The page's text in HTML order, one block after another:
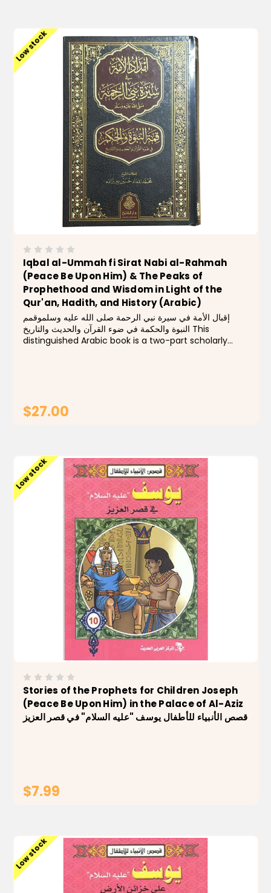
Low stock
Iqbal al-Ummah fi Sirat Nabi al-Rahmah
(Peace Be Upon Him) & The Peaks of
Prophethood and Wisdom in Light of the
Qur'an, Hadith, and History (Arabic)
إقبال الأمة في سيرة نبي الرحمة صلى الله عليه وسلموقمم
النبوة والحكمة في ضوء القرآن والحديث والتاريخ This
distinguished Arabic book is a two-part scholarly
$27.00
Low stock
Stories of the Prophets for Children Joseph
(Peace Be Upon Him) in the Palace of Al-Aziz
قصص الأنبياء للأطفال يوسف "عليه السلام" في قصر العزيز
$7.99
Low stock